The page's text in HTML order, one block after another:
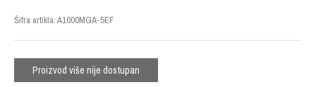
Šifra artikla:A1000MGA-5EF
Proizvod više nije dostupan